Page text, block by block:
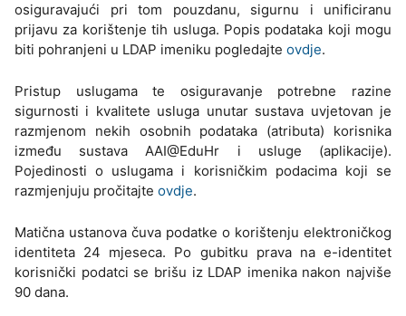
osiguravajući pri tom pouzdanu, sigurnu i unificiranu
prijavu za korištenje tih usluga. Popis podataka koji mogu
biti pohranjeni u LDAP imeniku pogledajte ovdje.
Pristup uslugama te osiguravanje potrebne razine
sigurnosti i kvalitete usluga unutar sustava uvjetovan je
razmjenom nekih osobnih podataka (atributa) korisnika
između sustava AAI@EduHr i usluge (aplikacije).
Pojedinosti o uslugama i korisničkim podacima koji se
razmjenjuju pročitajte ovdje.
Matična ustanova čuva podatke o korištenju elektroničkog
identiteta 24 mjeseca. Po gubitku prava na e-identitet
korisnički podatci se brišu iz LDAP imenika nakon najviše
90 dana.